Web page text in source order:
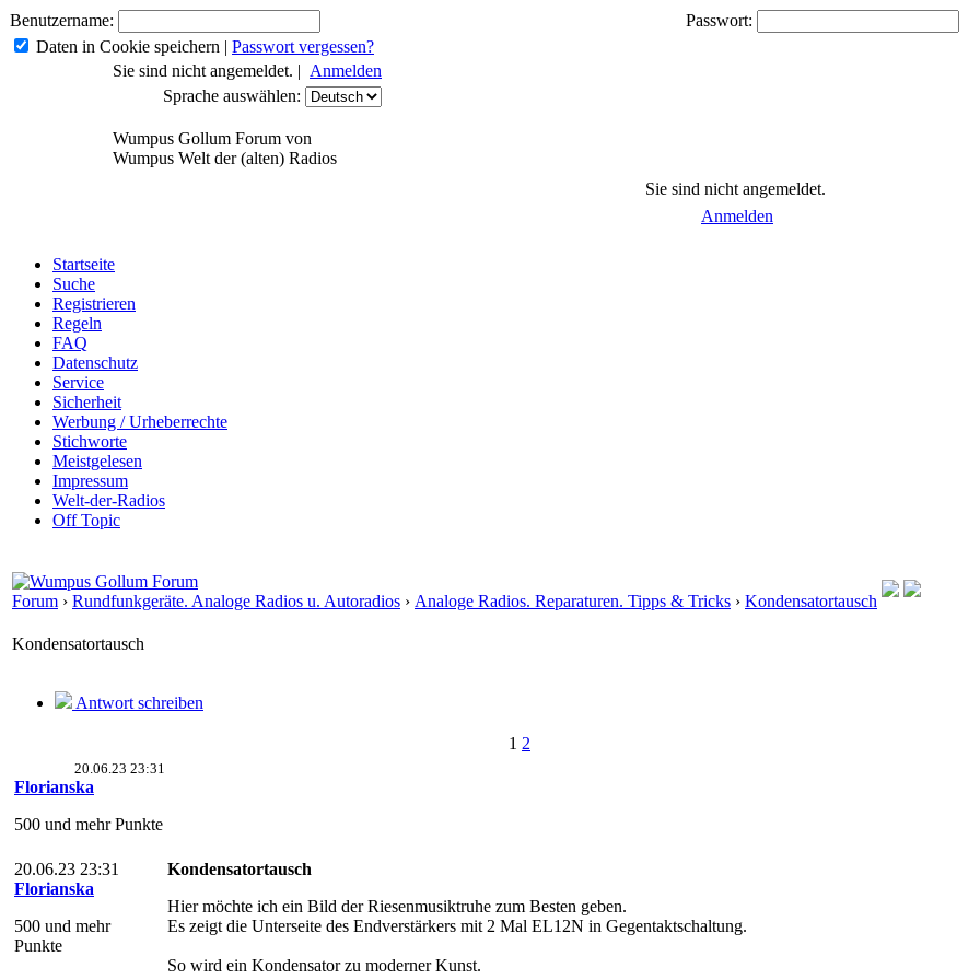
Benutzername:
Passwort:
Daten in Cookie speichern | Passwort vergessen?
Sie sind nicht angemeldet. | Anmelden
Sprache auswählen:
Wumpus Gollum Forum von
Wumpus Welt der (alten) Radios
Sie sind nicht angemeldet.
Anmelden
Startseite
Suche
Registrieren
Regeln
FAQ
Datenschutz
Service
Sicherheit
Werbung / Urheberrechte
Stichworte
Meistgelesen
Impressum
Welt-der-Radios
Off Topic
Forum › Rundfunkgeräte. Analoge Radios u. Autoradios › Analoge Radios. Reparaturen. Tipps & Tricks › Kondensatortausch
Kondensatortausch
Antwort schreiben
1 2
20.06.23 23:31
Florianska
500 und mehr Punkte
20.06.23 23:31
Florianska
500 und mehr
Punkte
Kondensatortausch
Hier möchte ich ein Bild der Riesenmusiktruhe zum Besten geben.
Es zeigt die Unterseite des Endverstärkers mit 2 Mal EL12N in Gegentaktschaltung.
So wird ein Kondensator zu moderner Kunst.